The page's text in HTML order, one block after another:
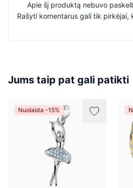
Apie šį produktą nebuvo
Rašyti komentarus gali tik pirkėjai,
Jums taip pat gali patikti
Nuolaida -15%